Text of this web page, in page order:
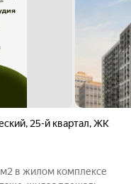
, 25-й квартал,ЖК
в жилом комплексе